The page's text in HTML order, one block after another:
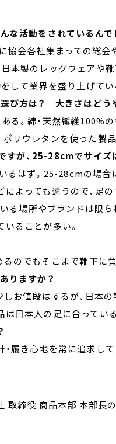
な活動をされているんで
協会各社集まっての総
本製のレッグウェアや靴
して業界を盛り上げてい
び方は？ 大きさはどう
る。綿・天然繊維100%
リウレタンを使った製
が、25-28cmでサイズ
るはず。25-28cmの場合
よっても違うので、足
る場所やブランドは限
ることが多い。
るのでもそこまで靴下に
りますか？
お値段はするが、日本
日本人の足に合っている
履き心地を常に追求して
締役 商品本部 本部長